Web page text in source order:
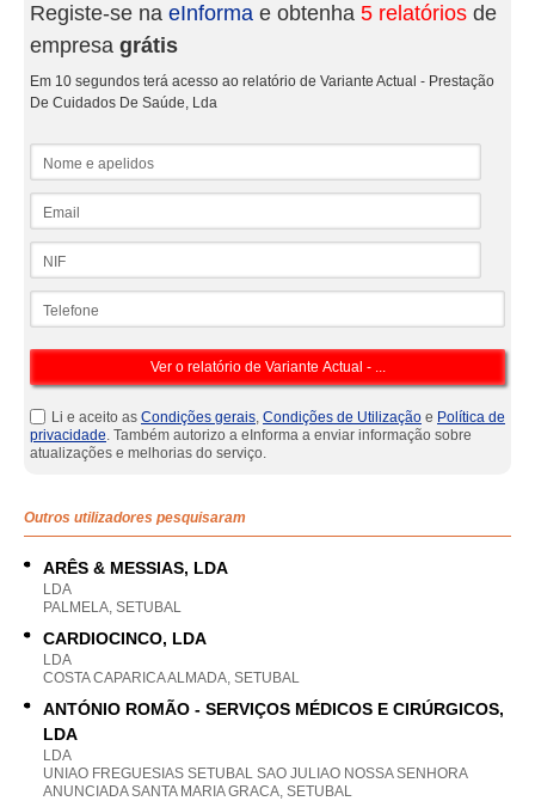
Registe-se na eInforma e obtenha 5 relatórios de
empresa grátis
Em 10 segundos terá acesso ao relatório de Variante Actual - Prestação
De Cuidados De Saúde, Lda
Li e aceito as Condições gerais, Condições de Utilização e Política de
privacidade. Também autorizo a eInforma a enviar informação sobre
atualizações e melhorias do serviço.
Outros utilizadores pesquisaram
ARÊS & MESSIAS, LDA
LDA
PALMELA, SETUBAL
CARDIOCINCO, LDA
LDA
COSTA CAPARICA ALMADA, SETUBAL
ANTÓNIO ROMÃO - SERVIÇOS MÉDICOS E CIRÚRGICOS,
LDA
LDA
UNIAO FREGUESIAS SETUBAL SAO JULIAO NOSSA SENHORA
ANUNCIADA SANTA MARIA GRACA, SETUBAL